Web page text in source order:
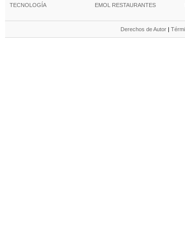
TECNOLOGÍA
EMOL RESTAURANTES
Derechos de Autor |